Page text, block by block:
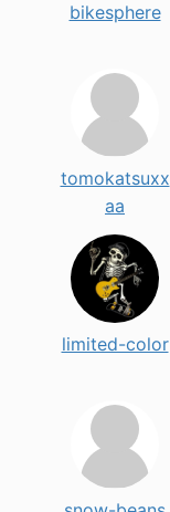
bikesphere
tomokatsuxx
aa
limited-color